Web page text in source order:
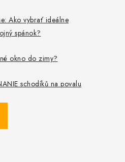
Ako vybrať ideálne
spánok?
okno do zimy?
schodíků na povalu